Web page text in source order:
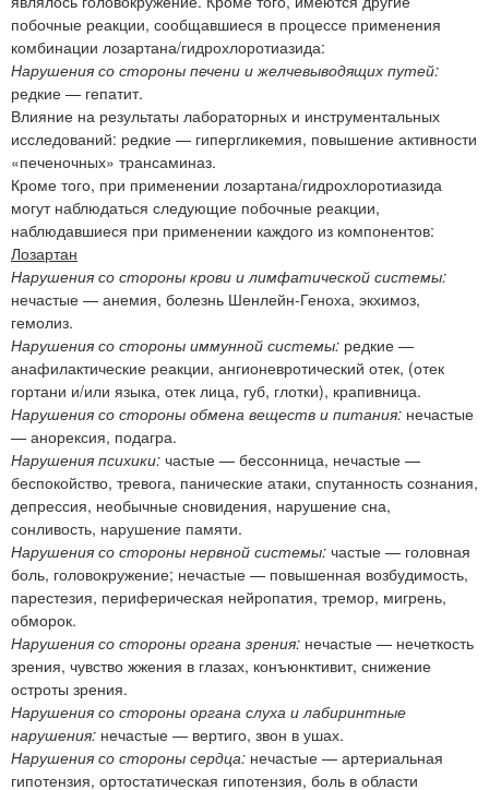
побочные реакции, сообщавшиеся в процессе применения
комбинации лозартана/гидрохлоротиазида:
Нарушения со стороны печени и желчевыводящих путей:
редкие — гепатит.
Влияние на результаты лабораторных и инструментальных
исследований: редкие — гипергликемия, повышение активности
«печеночных» трансаминаз.
Кроме того, при применении лозартана/гидрохлоротиазида
могут наблюдаться следующие побочные реакции,
наблюдавшиеся при применении каждого из компонентов:
Лозартан
Нарушения со стороны крови и лимфатической системы:
нечастые — анемия, болезнь Шенлейн-Геноха, экхимоз,
гемолиз.
Нарушения со стороны иммунной системы: редкие —
анафилактические реакции, ангионевротический отек, (отек
гортани и/или языка, отек лица, губ, глотки), крапивница.
Нарушения со стороны обмена веществ и питания: нечастые
— анорексия, подагра.
Нарушения психики: частые — бессонница, нечастые —
беспокойство, тревога, панические атаки, спутанность сознания,
депрессия, необычные сновидения, нарушение сна,
сонливость, нарушение памяти.
Нарушения со стороны нервной системы: частые — головная
боль, головокружение; нечастые — повышенная возбудимость,
парестезия, периферическая нейропатия, тремор, мигрень,
обморок.
Нарушения со стороны органа зрения: нечастые — нечеткость
зрения, чувство жжения в глазах, конъюнктивит, снижение
остроты зрения.
Нарушения со стороны органа слуха и лабиринтные
нарушения: нечастые — вертиго, звон в ушах.
Нарушения со стороны сердца: нечастые — артериальная
гипотензия, ортостатическая гипотензия, боль в области